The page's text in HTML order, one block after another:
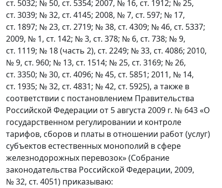
ст. 5032; № 50, ст. 5354; 2007, № 16, ст. 1912; № 25,
ст. 3039; № 32, ст. 4145; 2008, № 7, ст. 597; № 17,
ст. 1897; № 23, ст. 2719; № 38, ст. 4309; № 46, ст. 5337;
2009, № 1, ст. 142; № 3, ст. 378; № 6, ст. 738; № 9,
ст. 1119; № 18 (часть 2), ст. 2249; № 33, ст. 4086; 2010,
№ 9, ст. 960; № 13, ст. 1514; № 25, ст. 3169; № 26,
ст. 3350; № 30, ст. 4096; № 45, ст. 5851; 2011, № 14,
ст. 1935; № 32, ст. 4831; № 42, ст. 5925), а также в
соответствии с постановлением Правительства
Российской Федерации от 5 августа 2009 г. № 643 «О
государственном регулировании и контроле
тарифов, сборов и платы в отношении работ (услуг)
субъектов естественных монополий в сфере
железнодорожных перевозок» (Собрание
законодательства Российской Федерации, 2009,
№ 32, ст. 4051) приказываю: